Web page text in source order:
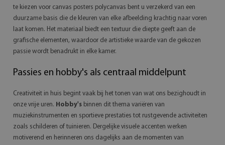
te kiezen voor canvas posters polycanvas bent u verzekerd van een
duurzame basis die de kleuren van elke afbeelding krachtig naar voren
laat komen. Het materiaal biedt een textuur die diepte geeft aan de
grafische elementen, waardoor de artistieke waarde van de gekozen
passie wordt benadrukt in elke kamer.
Passies en hobby's als centraal middelpunt
Creativiteit in huis begint vaak bij het tonen van wat ons bezighoudt in
onze vrije uren. Hobby's binnen dit thema variëren van
muziekinstrumenten en sportieve prestaties tot rustgevende activiteiten
zoals schilderen of tuinieren. Dergelijke visuele accenten werken
motiverend en herinneren ons dagelijks aan de momenten van